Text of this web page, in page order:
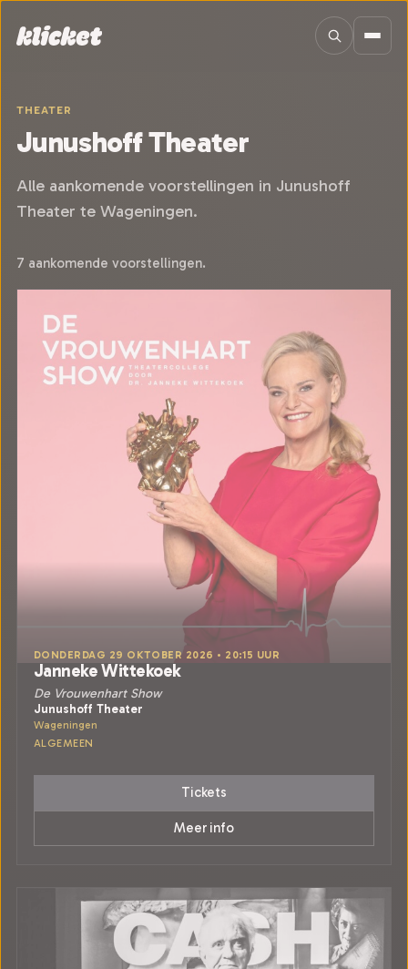
THEATER
Junushoff Theater
Alle aankomende voorstellingen in Junushoff
Theater te Wageningen.
7 aankomende voorstellingen.
DONDERDAG 29 OKTOBER 2026 • 20:15 UUR
Janneke Wittekoek
De Vrouwenhart Show
Junushoff Theater
Wageningen
ALGEMEEN
Tickets
Meer info